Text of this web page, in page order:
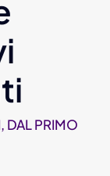
DAL PRIMO